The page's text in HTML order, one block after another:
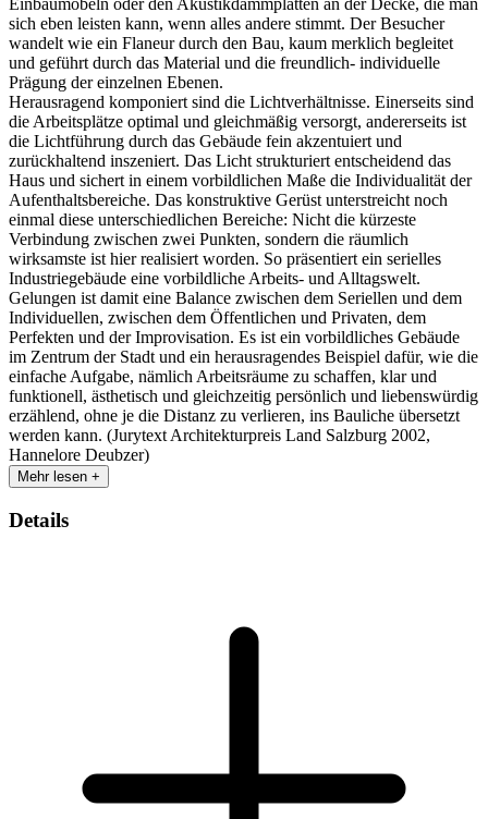
Einbaumöbeln oder den Akustikdämmplatten an der Decke, die man
sich eben leisten kann, wenn alles andere stimmt. Der Besucher
wandelt wie ein Flaneur durch den Bau, kaum merklich begleitet
und geführt durch das Material und die freundlich- individuelle
Prägung der einzelnen Ebenen.
Herausragend komponiert sind die Lichtverhältnisse. Einerseits sind
die Arbeitsplätze optimal und gleichmäßig versorgt, andererseits ist
die Lichtführung durch das Gebäude fein akzentuiert und
zurückhaltend inszeniert. Das Licht strukturiert entscheidend das
Haus und sichert in einem vorbildlichen Maße die Individualität der
Aufenthaltsbereiche. Das konstruktive Gerüst unterstreicht noch
einmal diese unterschiedlichen Bereiche: Nicht die kürzeste
Verbindung zwischen zwei Punkten, sondern die räumlich
wirksamste ist hier realisiert worden. So präsentiert ein serielles
Industriegebäude eine vorbildliche Arbeits- und Alltagswelt.
Gelungen ist damit eine Balance zwischen dem Seriellen und dem
Individuellen, zwischen dem Öffentlichen und Privaten, dem
Perfekten und der Improvisation. Es ist ein vorbildliches Gebäude
im Zentrum der Stadt und ein herausragendes Beispiel dafür, wie die
einfache Aufgabe, nämlich Arbeitsräume zu schaffen, klar und
funktionell, ästhetisch und gleichzeitig persönlich und liebenswürdig
erzählend, ohne je die Distanz zu verlieren, ins Bauliche übersetzt
werden kann. (Jurytext Architekturpreis Land Salzburg 2002,
Hannelore Deubzer)
Mehr lesen +
Details